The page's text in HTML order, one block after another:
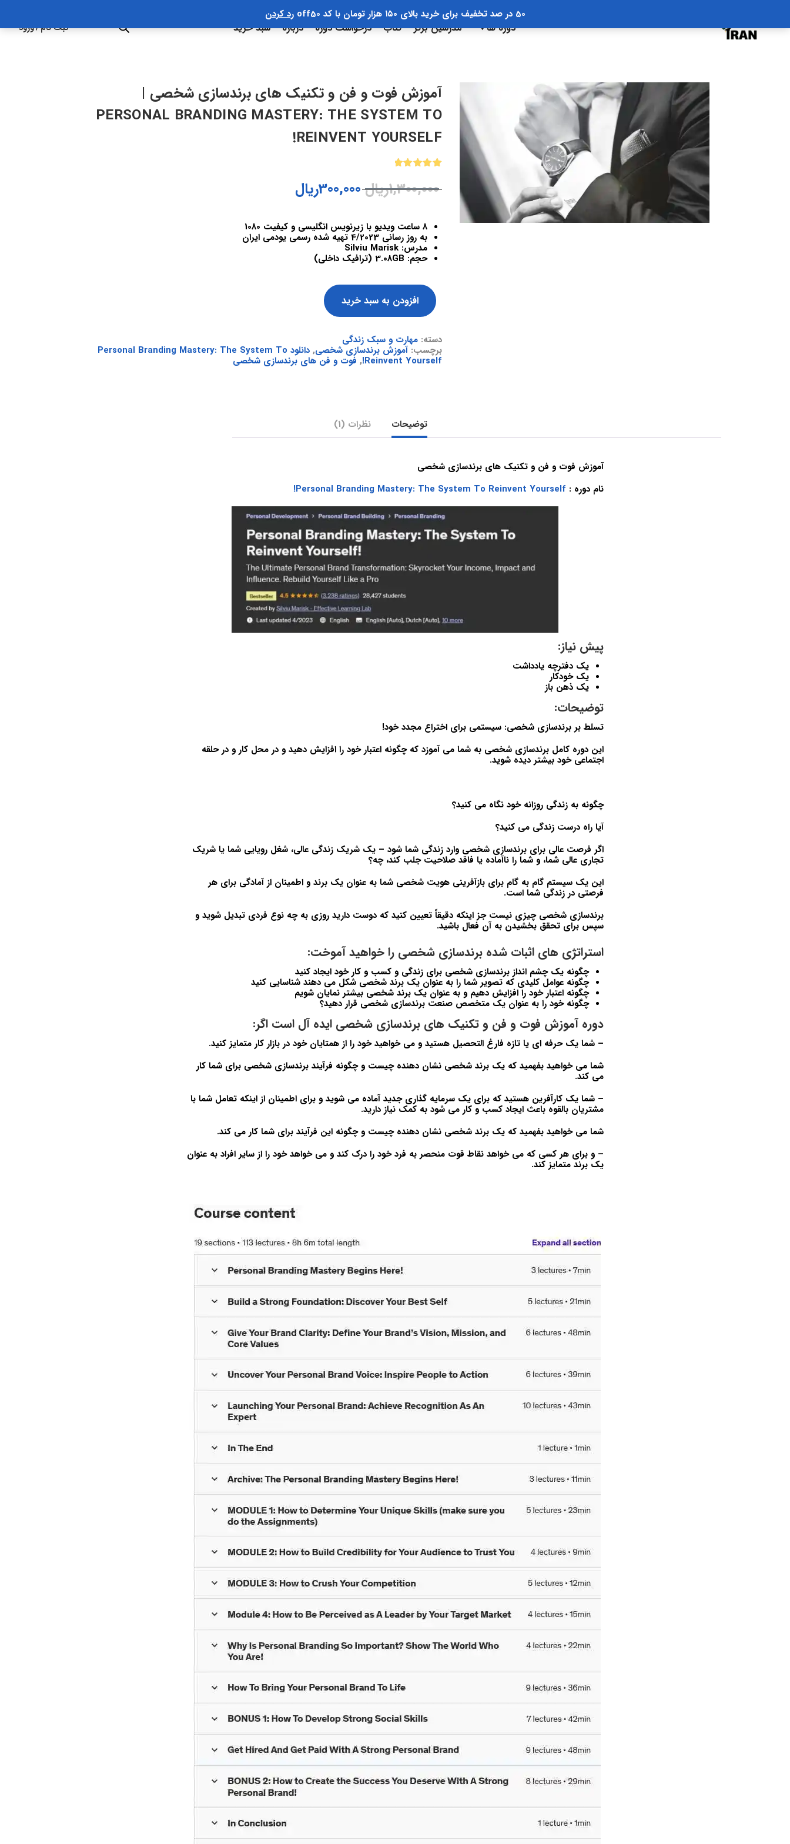
50 در صد تخفیف برای خرید بالای ۱۵۰ هزار تومان با کد off50 رد کردن
دوره ها مدرسین برتر کتاب درخواست دوره درباره سبد خرید ثبت نام/ورود
آموزش فوت و فن و تکنیک های برندسازی شخصی |
PERSONAL BRANDING MASTERY: THE SYSTEM TO
REINVENT YOURSELF!
از 5
در
1,300,000ریال 300,000ریال
8 ساعت ویدیو با زیرنویس انگلیسی و کیفیت 1080
به روز رسانی 4/2023 تهیه شده رسمی یودمی ایران
مدرس: Silviu Marisk
حجم: 3.08GB (ترافیک داخلی)
افزودن به سبد خرید
دسته: مهارت و سبک زندگی
برچسب: آموزش برندسازی شخصی, دانلود Personal Branding Mastery: The System To
Reinvent Yourself!
, فوت و فن های برندسازی شخصی
توضیحات نظرات (1)
آموزش فوت و فن و تکنیک های برندسازی شخصی
نام دوره : Personal Branding Mastery: The System To Reinvent Yourself!
پیش نیاز:
یک دفترچه یادداشت
یک خودکار
یک ذهن باز
توضیحات:
تسلط بر برندسازی شخصی: سیستمی برای اختراع مجدد خود!
این دوره کامل برندسازی شخصی به شما می آموزد که چگونه اعتبار خود را افزایش دهید و در محل کار و در حلقه
اجتماعی خود بیشتر دیده شوید.
چگونه به زندگی روزانه خود نگاه می کنید؟
آیا راه درست زندگی می کنید؟
اگر فرصت عالی برای برندسازی شخصی وارد زندگی شما شود – یک شریک زندگی عالی، شغل رویایی شما یا شریک
تجاری عالی شما، و شما را ناآماده یا فاقد صلاحیت جلب کند، چه؟
این یک سیستم گام به گام برای بازآفرینی هویت شخصی شما به عنوان یک برند و اطمینان از آمادگی برای هر
فرصتی در زندگی شما است.
برندسازی شخصی چیزی نیست جز اینکه دقیقاً تعیین کنید که دوست دارید روزی به چه نوع فردی تبدیل شوید و
سپس برای تحقق بخشیدن به آن فعال باشید.
استراتژی های اثبات شده برندسازی شخصی را خواهید آموخت:
چگونه یک چشم انداز برندسازی شخصی برای زندگی و کسب و کار خود ایجاد کنید
چگونه عوامل کلیدی که تصویر شما را به عنوان یک برند شخصی شکل می دهند شناسایی کنید
چگونه اعتبار خود را افزایش دهیم و به عنوان یک برند شخصی بیشتر نمایان شویم
چگونه خود را به عنوان یک متخصص صنعت برندسازی شخصی قرار دهید؟
دوره آموزش فوت و فن و تکنیک های برندسازی شخصی ایده آل است اگر:
– شما یک حرفه ای یا تازه فارغ التحصیل هستید و می خواهید خود را از همتایان خود در بازار کار متمایز کنید.
شما می خواهید بفهمید که یک برند شخصی نشان دهنده چیست و چگونه فرآیند برندسازی شخصی برای شما کار
می کند.
– شما یک کارآفرین هستید که برای یک سرمایه گذاری جدید آماده می شوید و برای اطمینان از اینکه تعامل شما با
مشتریان بالقوه باعث ایجاد کسب و کار می شود به کمک نیاز دارید.
شما می خواهید بفهمید که یک برند شخصی نشان دهنده چیست و چگونه این فرآیند برای شما کار می کند.
– و برای هر کسی که می خواهد نقاط قوت منحصر به فرد خود را درک کند و می خواهد خود را از سایر افراد به عنوان
یک برند متمایز کند.